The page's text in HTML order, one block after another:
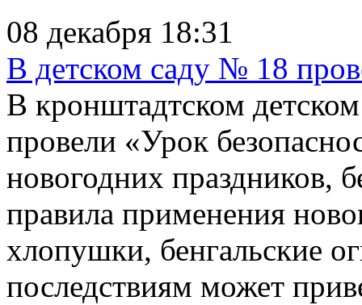
08 декабря 18:31
В детском саду № 18
В кронштадтском
провели «Урок
новогодних праздников,
правила применения
хлопушки, бенгальские
последствиям может